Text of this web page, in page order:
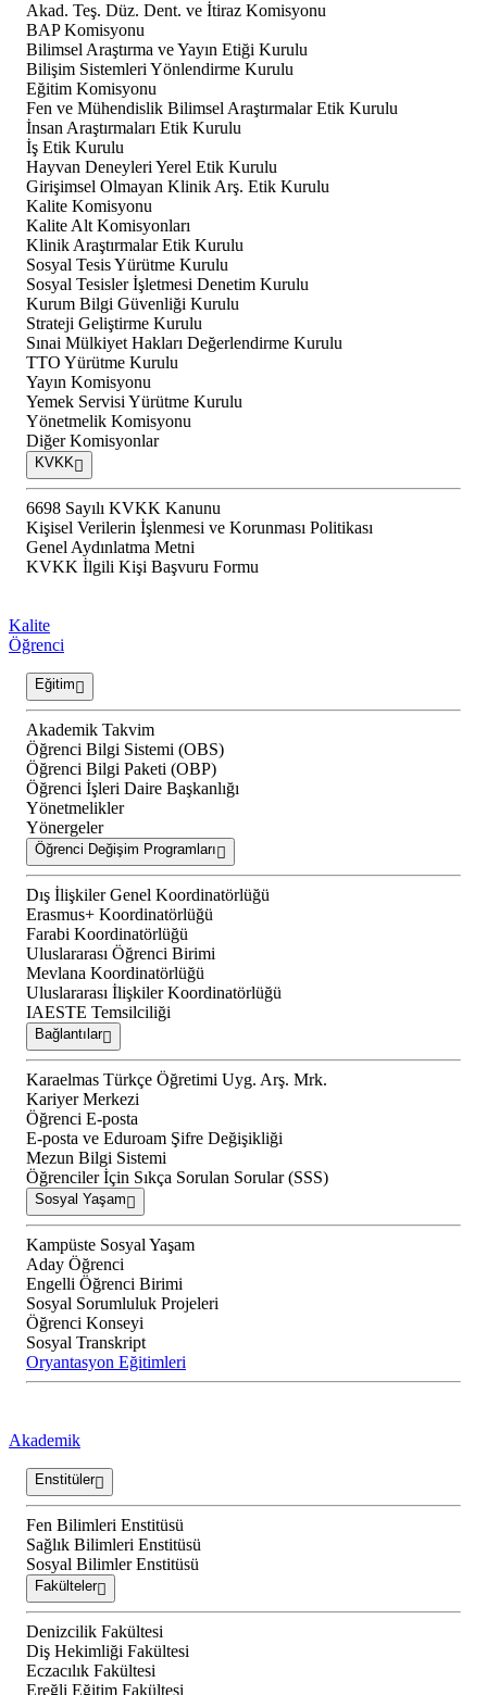
Akad. Teş. Düz. Dent. ve İtiraz Komisyonu
BAP Komisyonu
Bilimsel Araştırma ve Yayın Etiği Kurulu
Bilişim Sistemleri Yönlendirme Kurulu
Eğitim Komisyonu
Fen ve Mühendislik Bilimsel Araştırmalar Etik Kurulu
İnsan Araştırmaları Etik Kurulu
İş Etik Kurulu
Hayvan Deneyleri Yerel Etik Kurulu
Girişimsel Olmayan Klinik Arş. Etik Kurulu
Kalite Komisyonu
Kalite Alt Komisyonları
Klinik Araştırmalar Etik Kurulu
Sosyal Tesis Yürütme Kurulu
Sosyal Tesisler İşletmesi Denetim Kurulu
Kurum Bilgi Güvenliği Kurulu
Strateji Geliştirme Kurulu
Sınai Mülkiyet Hakları Değerlendirme Kurulu
TTO Yürütme Kurulu
Yayın Komisyonu
Yemek Servisi Yürütme Kurulu
Yönetmelik Komisyonu
Diğer Komisyonlar
KVKK
6698 Sayılı KVKK Kanunu
Kişisel Verilerin İşlenmesi ve Korunması Politikası
Genel Aydınlatma Metni
KVKK İlgili Kişi Başvuru Formu
Kalite
Öğrenci
Eğitim
Akademik Takvim
Öğrenci Bilgi Sistemi (OBS)
Öğrenci Bilgi Paketi (OBP)
Öğrenci İşleri Daire Başkanlığı
Yönetmelikler
Yönergeler
Öğrenci Değişim Programları
Dış İlişkiler Genel Koordinatörlüğü
Erasmus+ Koordinatörlüğü
Farabi Koordinatörlüğü
Uluslararası Öğrenci Birimi
Mevlana Koordinatörlüğü
Uluslararası İlişkiler Koordinatörlüğü
IAESTE Temsilciliği
Bağlantılar
Karaelmas Türkçe Öğretimi Uyg. Arş. Mrk.
Kariyer Merkezi
Öğrenci E-posta
E-posta ve Eduroam Şifre Değişikliği
Mezun Bilgi Sistemi
Öğrenciler İçin Sıkça Sorulan Sorular (SSS)
Sosyal Yaşam
Kampüste Sosyal Yaşam
Aday Öğrenci
Engelli Öğrenci Birimi
Sosyal Sorumluluk Projeleri
Öğrenci Konseyi
Sosyal Transkript
Oryantasyon Eğitimleri
Akademik
Enstitüler
Fen Bilimleri Enstitüsü
Sağlık Bilimleri Enstitüsü
Sosyal Bilimler Enstitüsü
Fakülteler
Denizcilik Fakültesi
Diş Hekimliği Fakültesi
Eczacılık Fakültesi
Ereğli Eğitim Fakültesi